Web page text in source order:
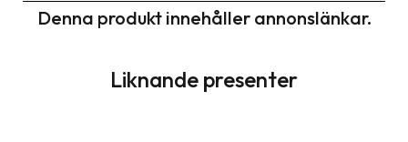
Denna produkt innehåller annonslänkar.
Liknande presenter